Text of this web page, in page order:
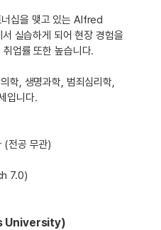
너십을 맺고 있는 Alfred
실습하게 되어 현장 경험을
업률 또한 높습니다.
학, 생명과학, 범죄심리학,
입니다.
(전공 무관)
7.0)
University)